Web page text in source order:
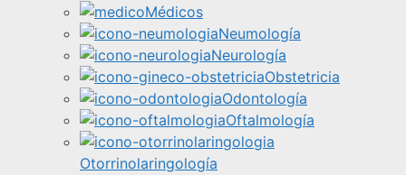
Médicos
Neumología
Neurología
Obstetricia
Odontología
Oftalmología
Otorrinolaringología